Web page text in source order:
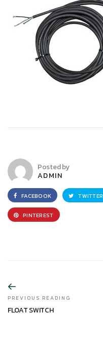
Posted by
ADMIN
FACEBOOK TWITTER
PINTEREST
PREVIOUS READING
FLOAT SWITCH